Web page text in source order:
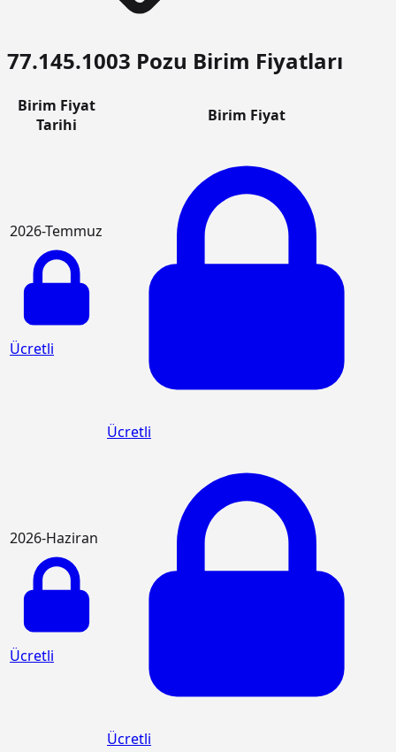
77.145.1003 Pozu Birim Fiyatları
Birim Fiyat
Tarihi
Birim Fiyat
2026-Temmuz
Ücretli
Ücretli
2026-Haziran
Ücretli
Ücretli